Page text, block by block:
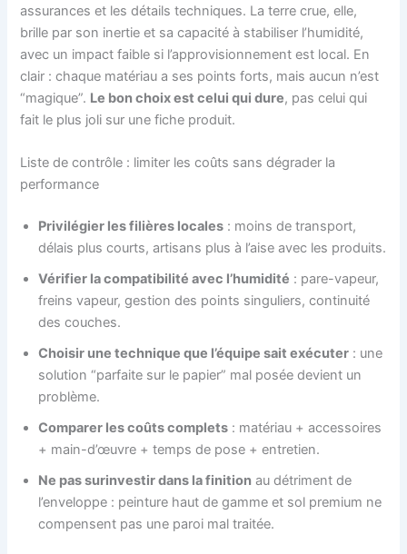
assurances et les détails techniques. La terre crue, elle,
brille par son inertie et sa capacité à stabiliser l’humidité,
avec un impact faible si l’approvisionnement est local. En
clair : chaque matériau a ses points forts, mais aucun n’est
“magique”. Le bon choix est celui qui dure, pas celui qui
fait le plus joli sur une fiche produit.
Liste de contrôle : limiter les coûts sans dégrader la
performance
Privilégier les filières locales : moins de transport,
délais plus courts, artisans plus à l’aise avec les produits.
Vérifier la compatibilité avec l’humidité : pare-vapeur,
freins vapeur, gestion des points singuliers, continuité
des couches.
Choisir une technique que l’équipe sait exécuter : une
solution “parfaite sur le papier” mal posée devient un
problème.
Comparer les coûts complets : matériau + accessoires
+ main-d’œuvre + temps de pose + entretien.
Ne pas surinvestir dans la finition au détriment de
l’enveloppe : peinture haut de gamme et sol premium ne
compensent pas une paroi mal traitée.